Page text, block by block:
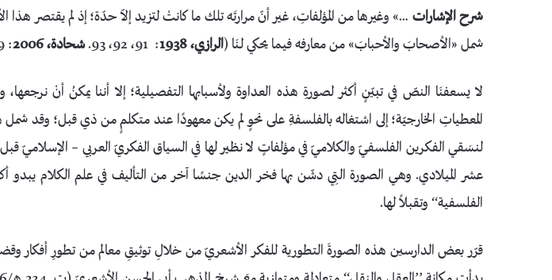
شرح الإشارات …» وغيرها من المؤلفاتِ، غير أنّ مرارتَه تلك ما كانتْ لتزيد إلاّ حدّة؛ إذ لم يقتصر
شمل «الأصحابَ والأحبابَ» من معارفه فيما يحكي لـنَا (الرازي، 1938 : 91، 92، 93. شحادة، 2006 : 9).
لا يسعفنَا النصّ في تبيّنٍ أكثر لصورةِ هذه العداوة ولأسبابها التفصيلية؛ إلا أننا يمكنُ أنْ
المعطياتِ الخارجيّة؛ إلى اشتغاله بالفلسفةِ على نحوٍ لم يكن معهودًا عند متكلمٍ من ذي قبل؛ وقد
لنسَقي الفكرين الفلسفيّ والكلاميّ في مؤلفاتٍ لا نظير لها في السياق الفكريّ العربي – الإسلاميّ قبل
عشر الميلادي. وهي الصورة التِي دشّن بها فخر الدين جنسًا آخر من التأليف في علم الكلام يبدو
الفلسفية‘‘ وتقبلاً لها.
قرّر بعض الدارسين هذه الصورةَ التطورية للفكر الأشعريّ من خلالِ توثيقِ معالم من تطورِ أفكار